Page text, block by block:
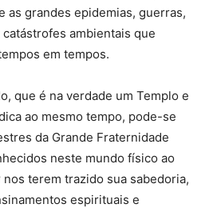
as grandes epidemias, guerras,
ambientais que
em tempos.
que é na verdade um Templo e
ao mesmo tempo, pode-se
da Grande Fraternidade
neste mundo físico ao
terem trazido sua sabedoria,
espirituais e